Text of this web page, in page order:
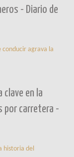
- Diario de
conducir agrava la
clave en la
por carretera -
historia del